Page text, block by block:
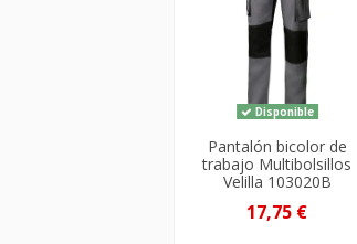
Disponible
Pantalón bicolor de
trabajo Multibolsillos
Velilla 103020B
17,75 €